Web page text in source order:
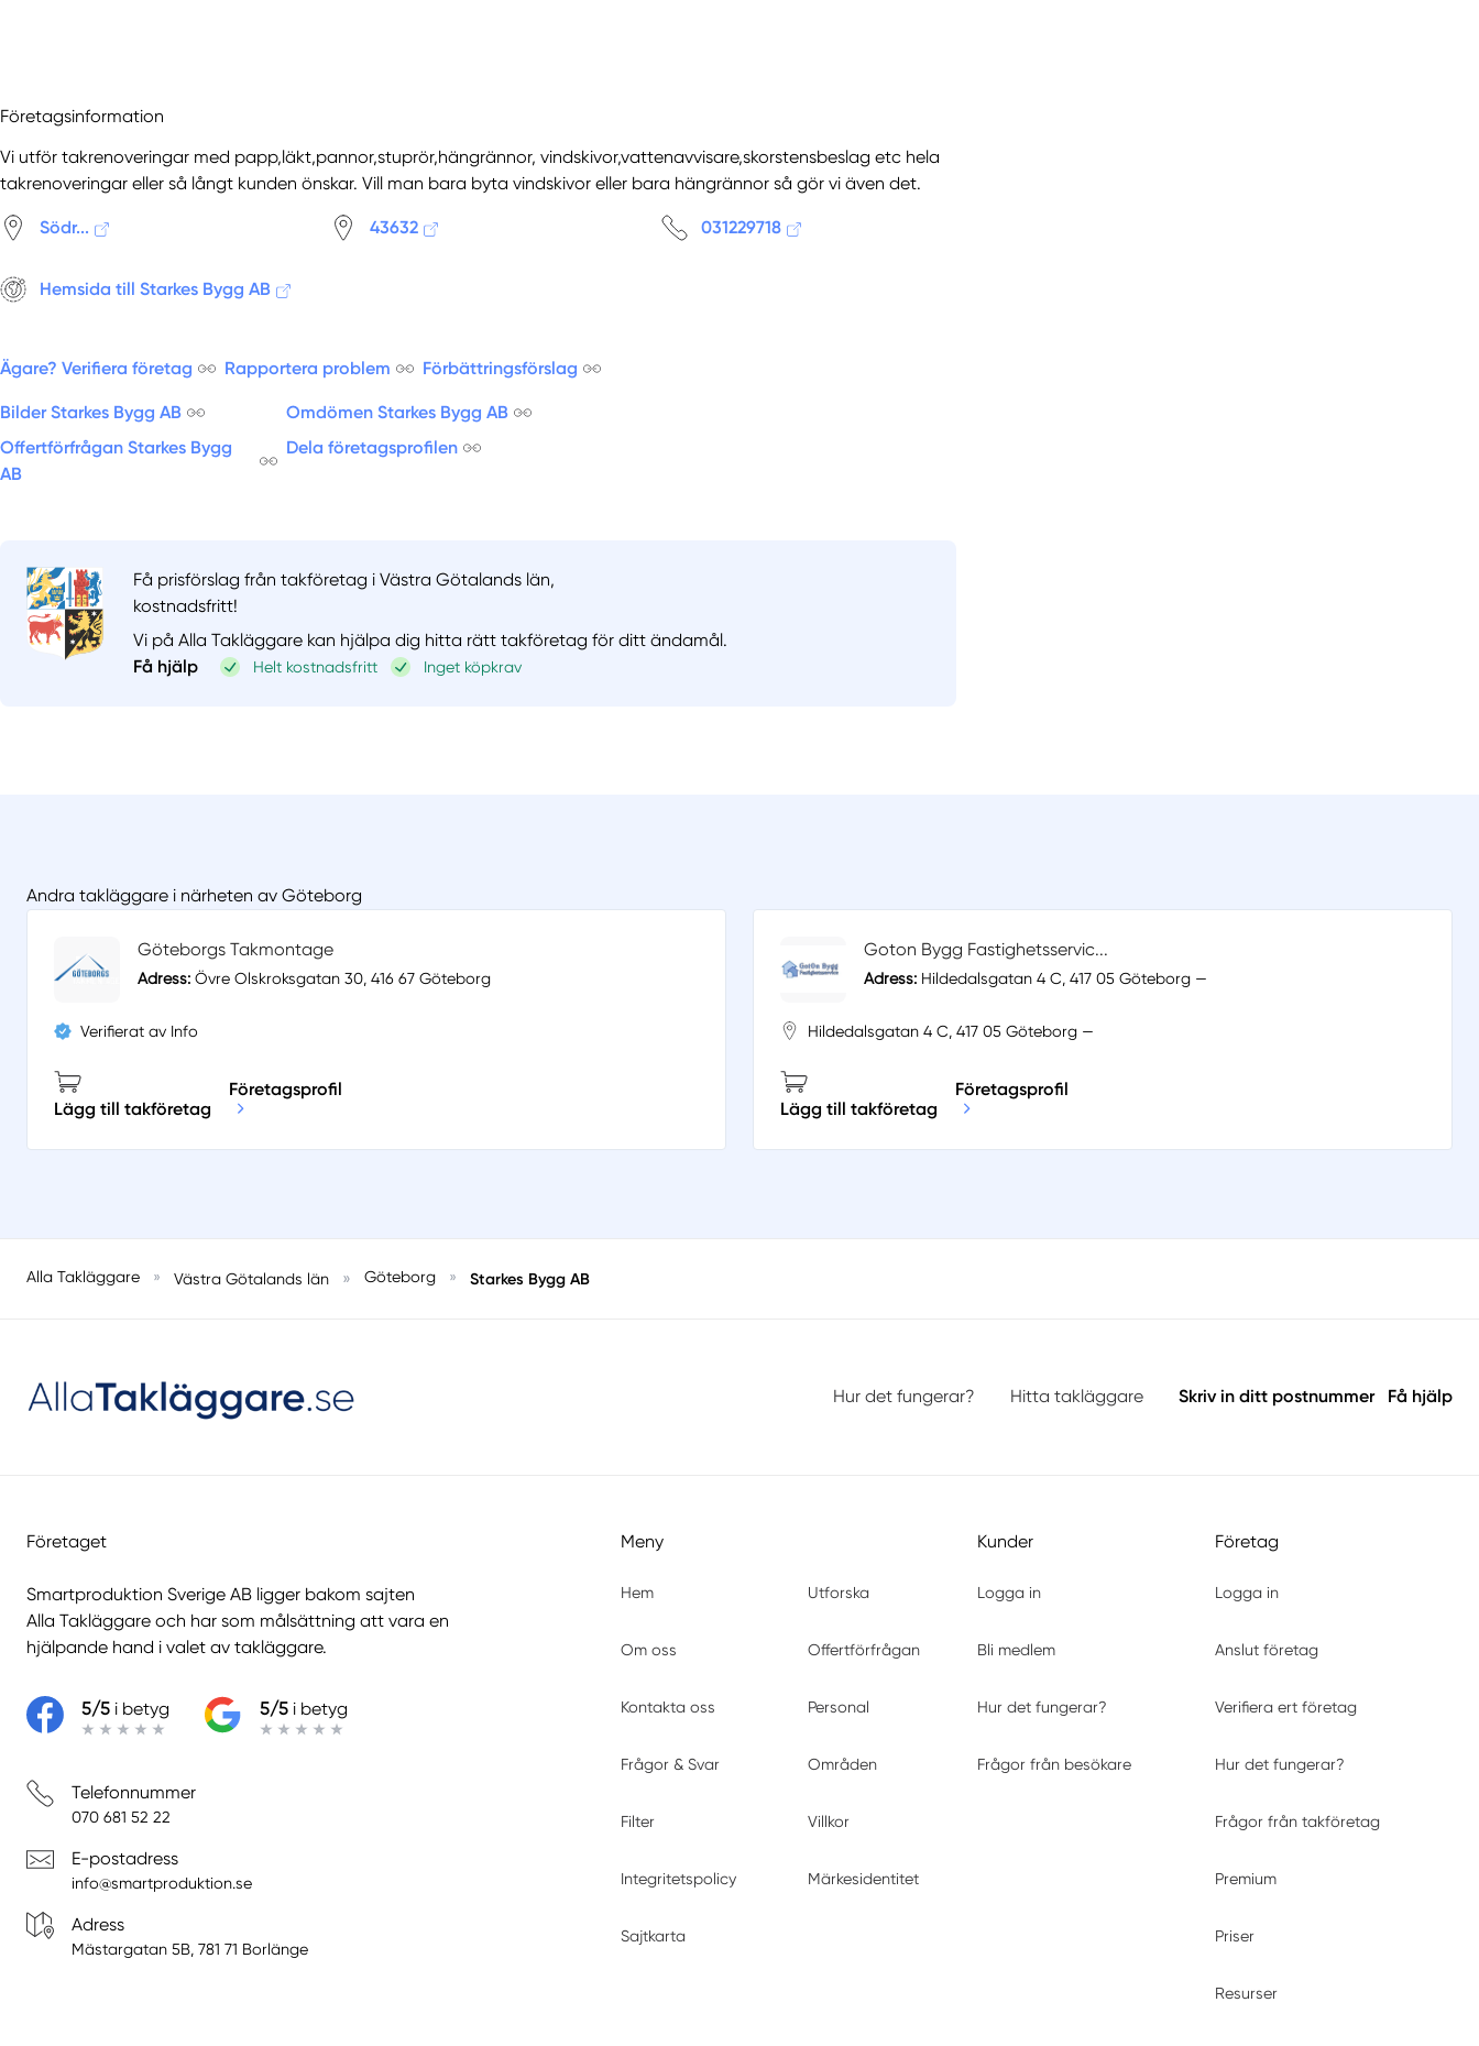
Företagsinformation
Vi utför takrenoveringar med papp,läkt,pannor,stuprör,hängrännor, vindskivor,vattenavvisare,skorstensbeslag etc hela
takrenoveringar eller så långt kunden önskar. Vill man bara byta vindskivor eller bara hängrännor så gör vi även det.
Södr... 43632 031229718
Hemsida till Starkes Bygg AB
Ägare? Verifiera företag Rapportera problem Förbättringsförslag
Bilder Starkes Bygg AB
Omdömen Starkes Bygg AB
Offertförfrågan Starkes Bygg
AB
Dela företagsprofilen
Få prisförslag från takföretag i Västra Götalands län,
kostnadsfritt!
Vi på Alla Takläggare kan hjälpa dig hitta rätt takföretag för ditt ändamål.
Få hjälp
Helt kostnadsfritt Inget köpkrav
Andra takläggare i närheten av Göteborg
Göteborgs Takmontage
Adress: Övre Olskroksgatan 30, 416 67 Göteborg
Verifierat av Info
Lägg till takföretag
Företagsprofil
Goton Bygg Fastighetsservic...
Adress: Hildedalsgatan 4 C, 417 05 Göteborg —
Hildedalsgatan 4 C, 417 05 Göteborg —
Lägg till takföretag
Företagsprofil
Alla Takläggare » Västra Götalands län » Göteborg » Starkes Bygg AB
Hur det fungerar? Hitta takläggare Skriv in ditt postnummer Få hjälp
Företaget
Smartproduktion Sverige AB ligger bakom sajten
Alla Takläggare och har som målsättning att vara en
hjälpande hand i valet av takläggare.
5/5 i betyg 5/5 i betyg
Telefonnummer
070 681 52 22
E-postadress
info@smartproduktion.se
Adress
Mästargatan 5B, 781 71 Borlänge
Meny
Hem Utforska
Om oss Offertförfrågan
Kontakta oss Personal
Frågor & Svar Områden
Filter Villkor
Integritetspolicy Märkesidentitet
Sajtkarta
Kunder
Logga in
Bli medlem
Hur det fungerar?
Frågor från besökare
Företag
Logga in
Anslut företag
Verifiera ert företag
Hur det fungerar?
Frågor från takföretag
Premium
Priser
Resurser